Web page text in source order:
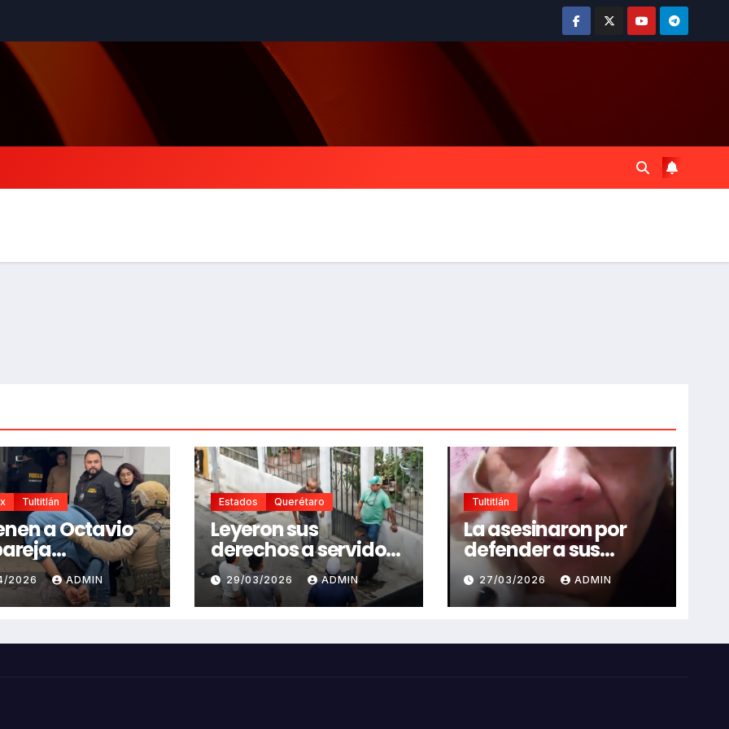
Tultitlán
a Octavio
y
de
de la vida a
2026 ADMIN
Estados Querétaro
Leyeron sus
derechos a servidor
público que golpeó a
comerciantes
29/03/2026 ADMIN
Tultitlán
La asesinaron por
defender a sus
perritos
27/03/2026 ADMIN